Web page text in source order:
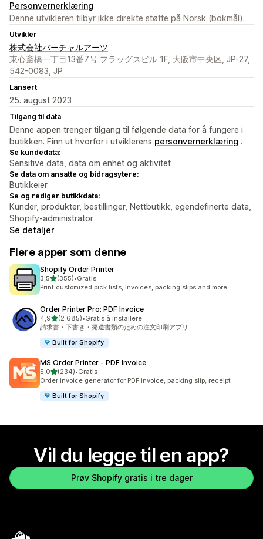
Personvernerklæring
Denne utvikleren tilbyr ikke direkte støtte på Norsk (bokmål).
Utvikler
株式会社バーチャルアーツ
東心斎橋一丁目13番7号 フラッグスビル 1F, 大阪市中央区, JP-27,
542-0083, JP
Lansert
25. august 2023
Tilgang til data
Denne appen trenger tilgang til følgende data for å fungere i
butikken. Finn ut hvorfor i utviklerens personvernerklæring .
Se kundedata:
Sensitive data, data om enhet og aktivitet
Se data om ansatte og bidragsytere:
Butikkeier
Se og rediger butikkdata:
Kunder, produkter, bestillinger, Nettbutikk, egendefinerte data,
Shopify-administrator
Se detaljer
Flere apper som denne
Shopify Order Printer
3,5av 5 stjerner
(355)
Totalt 355 omtaler
•Gratis
Print customized pick lists, invoices, packing slips and more
Order Printer Pro: PDF Invoice
4,9av 5 stjerner
(2 685)
Totalt 2685 omtaler
•Gratis å installere
請求書・下書き・発送書類のための注文印刷アプリ
Built for Shopify
MS Order Printer ‑ PDF Invoice
5,0av 5 stjerner
(234)
Totalt 234 omtaler
•Gratis
Order invoice generator for PDF invoice, packing slip, receipt
Built for Shopify
Vil du legge til en app?
Prøv Shopify gratis i tre dager